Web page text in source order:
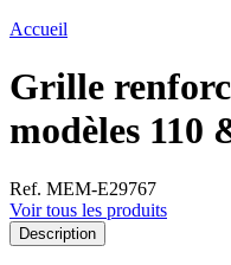
Accueil
Grille
modèles 110
Ref. MEM-E29767
Voir tous les produits
Description